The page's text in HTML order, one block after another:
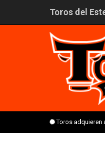
Toros del
Toros adquieren